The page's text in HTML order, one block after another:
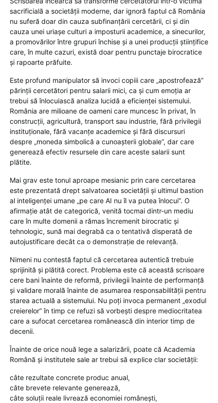
sacrificială a societății moderne, dar ignoră faptul că România
nu suferă doar din cauza subfinanțării cercetării, ci și din
cauza unei uriașe culturi a imposturii academice, a sinecurilor,
a promovărilor între grupuri închise și a unei producții științifice
care, în multe cazuri, există doar pentru punctaje birocratice
și rapoarte prăfuite.
Este profund manipulator să invoci copiii care „apostrofează”
părinții cercetători pentru salarii mici, ca și cum emoția ar
trebui să înlocuiască analiza lucidă a eficienței sistemului.
România are milioane de oameni care muncesc în privat, în
construcții, agricultură, transport sau industrie, fără privilegii
instituționale, fără vacanțe academice și fără discursuri
despre „moneda simbolică a cunoașterii globale”, dar care
generează efectiv resursele din care aceste salarii sunt
plătite.
Mai grav este tonul aproape mesianic prin care cercetarea
este prezentată drept salvatoarea societății și ultimul bastion
al inteligenței umane „pe care AI nu îl va putea înlocui”. O
afirmație atât de categorică, venită tocmai dintr-un mediu
care în multe domenii a rămas încremenit birocratic și
tehnologic, sună mai degrabă ca o tentativă disperată de
autojustificare decât ca o demonstrație de relevanță.
Nimeni nu contestă faptul că cercetarea autentică trebuie
sprijinită și plătită corect. Problema este că această scrisoare
cere bani înainte de reformă, privilegii înainte de performanță
și validare morală înainte de asumarea responsabilității pentru
starea actuală a sistemului. Nu poți invoca permanent „exodul
creierelor” în timp ce refuzi să vorbești despre mediocritatea
care a sufocat cercetarea românească din interior timp de
decenii.
Înainte de orice nouă lege a salarizării, poate că Academia
Română și institutele sale ar trebui să explice clar societății:
câte rezultate concrete produc anual,
câte brevete relevante generează,
câte soluții reale livrează economiei românești,